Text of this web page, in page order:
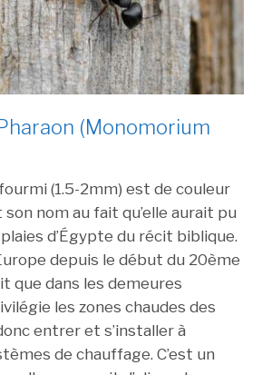
(Monomorium
(1.5-2mm) est de couleur
nom au fait qu’elle aurait pu
d’Égypte du récit biblique.
depuis le début du 20ème
que dans les demeures
les zones chaudes des
entrer et s’installer à
de chauffage. C’est un